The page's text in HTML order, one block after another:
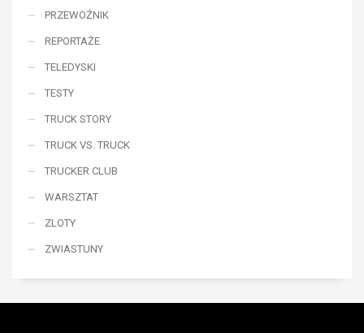
PRZEWOŹNIK
REPORTAŻE
TELEDYSKI
TESTY
TRUCK STORY
TRUCK VS. TRUCK
TRUCKER CLUB
WARSZTAT
ZLOTY
ZWIASTUNY